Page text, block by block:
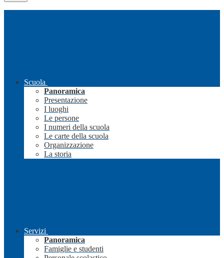
Scuola
Panoramica
Presentazione
I luoghi
Le persone
I numeri della scuola
Le carte della scuola
Organizzazione
La storia
Servizi
Panoramica
Famiglie e studenti